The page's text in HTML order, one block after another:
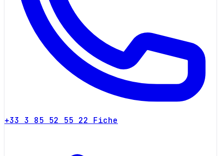
+33 3 85 52 55 22 Fiche